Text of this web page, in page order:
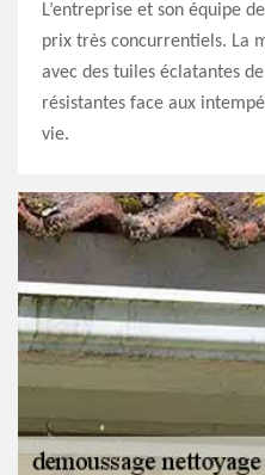
L’entreprise et son équipe
prix très concurrentiels. La
avec des tuiles éclatantes
résistantes face aux
vie.